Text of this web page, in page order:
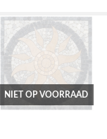
NIET OP VOORRAAD